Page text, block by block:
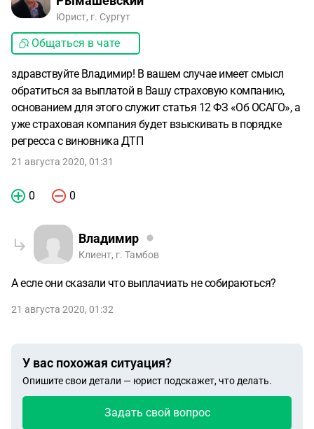
Юрист, г. Сургут
Общаться в чате
здравствуйте Владимир! В вашем случае имеет смысл
обратиться за выплатой в Вашу страховую компанию,
основанием для этого служит статья 12 ФЗ «Об ОСАГО», а
уже страховая компания будет взыскивать в порядке
регресса с виновника ДТП
21 августа 2020, 01:31
0 0
Владимир
Клиент, г. Тамбов
А есле они сказали что выплачиать не собираються?
21 августа 2020, 01:32
У вас похожая ситуация?
Опишите свои детали — юрист подскажет, что делать.
Задать свой вопрос